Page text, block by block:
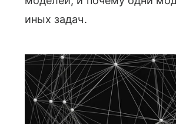
иных задач.